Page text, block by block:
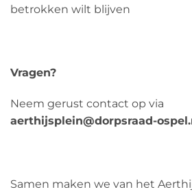
betrokken wilt blijven
Vragen?
Neem gerust contact op via
aerthijsplein@dorpsraad-
Samen maken we van het